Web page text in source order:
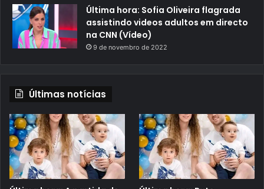
Última hora: Sofia Oliveira flagrada
assistindo videos adultos em directo
na CNN (Vídeo)
9 de novembro de 2022
Últimas notícias